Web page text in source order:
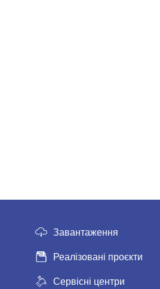
Завантаження
Реалізовані проєкти
Сервісні центри